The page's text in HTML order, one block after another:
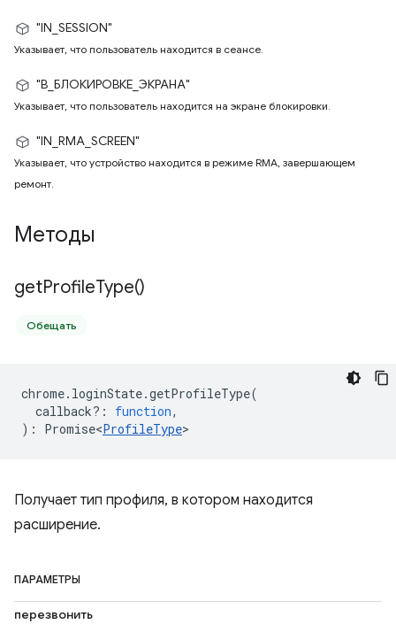
"IN_SESSION"
Указывает, что пользователь находится в сеансе.
"В_БЛОКИРОВКЕ_ЭКРАНА"
Указывает, что пользователь находится на экране блокировки.
"IN_RMA_SCREEN"
Указывает, что устройство находится в режиме RMA, завершающем
ремонт.
Методы
getProfileType()
Обещать
chrome. loginState.getProfileType(
callback? : function,
) : Promise<ProfileType>
Получает тип профиля, в котором находится
расширение.
ПАРАМЕТРЫ
перезвонить